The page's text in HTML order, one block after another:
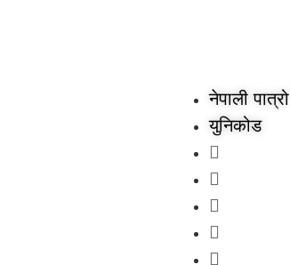
नेपाली पात्रो
युनिकोड